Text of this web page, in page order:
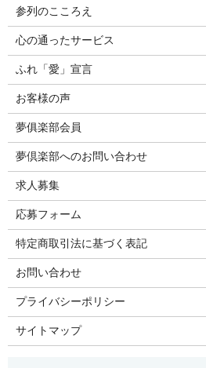
参列のこころえ
心の通ったサービス
ふれ「愛」宣言
お客様の声
夢俱楽部会員
夢倶楽部へのお問い合わせ
求人募集
応募フォーム
特定商取引法に基づく表記
お問い合わせ
プライバシーポリシー
サイトマップ